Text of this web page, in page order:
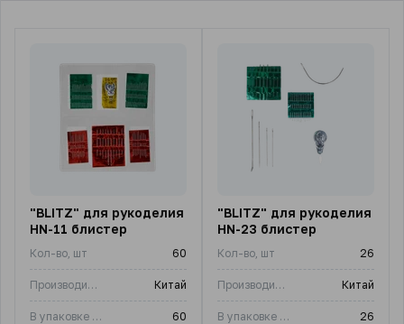
"BLITZ" для рукоделия
HN-11 блистер
Кол-во, шт 60
Производитель Китай
В упаковке (шт) 60
"BLITZ" для рукоделия
HN-23 блистер
Кол-во, шт 26
Производитель Китай
В упаковке (шт) 26